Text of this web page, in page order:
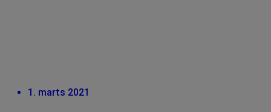
1. marts 2021